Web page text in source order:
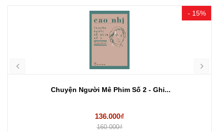
- 15%
Chuyện Người Mê Phim Số 2 - Ghi...
136.000₫
160.000₫